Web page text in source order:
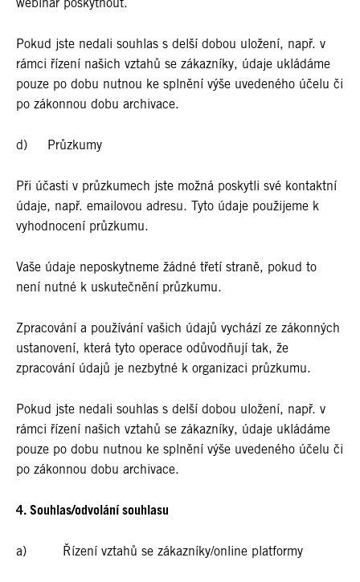
webinář poskytnout.
Pokud jste nedali souhlas s delší dobou uložení, např. v
rámci řízení našich vztahů se zákazníky, údaje ukládáme
pouze po dobu nutnou ke splnění výše uvedeného účelu či
po zákonnou dobu archivace.
d) Průzkumy
Při účasti v průzkumech jste možná poskytli své kontaktní
údaje, např. emailovou adresu. Tyto údaje použijeme k
vyhodnocení průzkumu.
Vaše údaje neposkytneme žádné třetí straně, pokud to
není nutné k uskutečnění průzkumu.
Zpracování a používání vašich údajů vychází ze zákonných
ustanovení, která tyto operace odůvodňují tak, že
zpracování údajů je nezbytné k organizaci průzkumu.
Pokud jste nedali souhlas s delší dobou uložení, např. v
rámci řízení našich vztahů se zákazníky, údaje ukládáme
pouze po dobu nutnou ke splnění výše uvedeného účelu či
po zákonnou dobu archivace.
4. Souhlas/odvolání souhlasu
a) Řízení vztahů se zákazníky/online platformy